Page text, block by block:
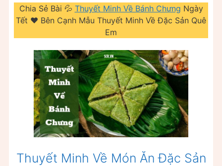
Chia Sẻ Bài 💦 Thuyết Minh Về Bánh Chưng Ngày
Tết ❤️️ Bên Cạnh Mẫu Thuyết Minh Về Đặc Sản Quê
Em
Thuyết Minh Về Món Ăn Đặc Sản